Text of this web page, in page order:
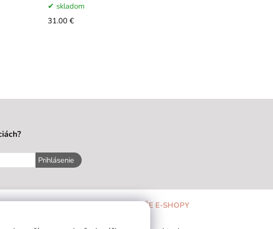
skladom
31.00 €
Prihlásenie
NAŠE E-SHOPY